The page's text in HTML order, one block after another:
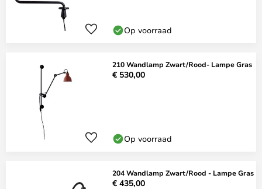
Op voorraad
210 Wandlamp Zwart/Rood- Lampe Gras
€ 530,00
Op voorraad
204 Wandlamp Zwart/Rood - Lampe Gras
€ 435,00